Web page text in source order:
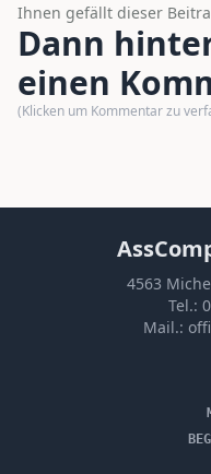
Ihnen gefällt dieser
Dann
einen
(Klicken um Kommentar zu
4563
Tel.:
Mail.: